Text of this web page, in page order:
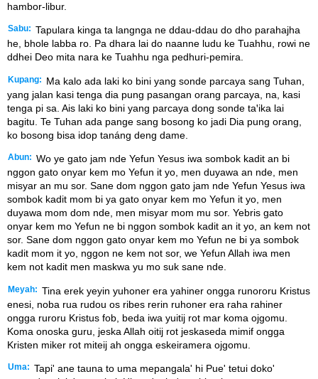
hambor-libur.
Sabu: Tapulara kinga ta langnga ne ddau-ddau do dho parahajha
he, bhole labba ro. Pa dhara lai do naanne ludu ke Tuahhu, rowi ne
ddhei Deo mita nara ke Tuahhu nga pedhuri-pemira.
Kupang:
Ma kalo ada laki ko bini yang sonde parcaya sang Tuhan,
yang jalan kasi tenga dia pung pasangan orang parcaya, na, kasi
tenga pi sa. Ais laki ko bini yang parcaya dong sonde taꞌika lai
bagitu. Te Tuhan ada pange sang bosong ko jadi Dia pung orang,
ko bosong bisa idop tanáng deng dame.
Abun: Wo ye gato jam nde Yefun Yesus iwa sombok kadit an bi
nggon gato onyar kem mo Yefun it yo, men duyawa an nde, men
misyar an mu sor. Sane dom nggon gato jam nde Yefun Yesus iwa
sombok kadit mom bi ya gato onyar kem mo Yefun it yo, men
duyawa mom dom nde, men misyar mom mu sor. Yebris gato
onyar kem mo Yefun ne bi nggon sombok kadit an it yo, an kem not
sor. Sane dom nggon gato onyar kem mo Yefun ne bi ya sombok
kadit mom it yo, nggon ne kem not sor, we Yefun Allah iwa men
kem not kadit men maskwa yu mo suk sane nde.
Meyah: Tina erek yeyin yuhoner era yahiner ongga runororu Kristus
enesi, noba rua rudou os ribes rerin ruhoner era raha rahiner
ongga ruroru Kristus fob, beda iwa yuitij rot mar koma ojgomu.
Koma onoska guru, jeska Allah oitij rot jeskaseda mimif ongga
Kristen miker rot miteij ah ongga eskeiramera ojgomu.
Uma: Tapi' ane tauna to uma mepangala' hi Pue' tetui doko'